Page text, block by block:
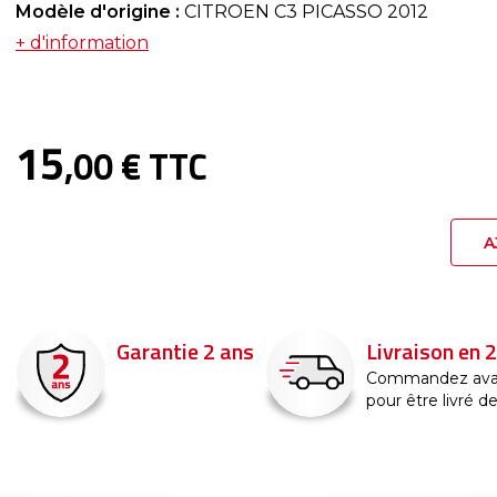
Modèle d'origine : CITROEN C3 PICASSO 2012
+ d'information
15,00 € TTC
Garantie 2 ans Livraison en
Commandez
pour être livré